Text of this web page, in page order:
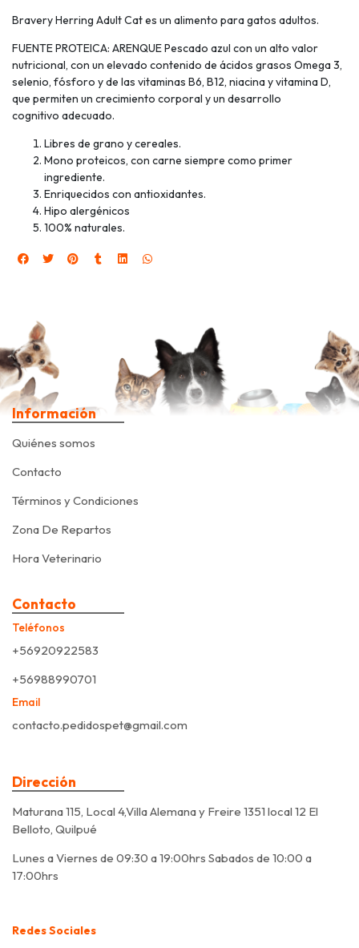
Bravery Herring Adult Cat es un alimento para gatos adultos.
FUENTE PROTEICA: ARENQUE Pescado azul con un alto valor
nutricional, con un elevado contenido de ácidos grasos Omega 3,
selenio, fósforo y de las vitaminas B6, B12, niacina y vitamina D,
que permiten un crecimiento corporal y un desarrollo
cognitivo adecuado.
Libres de grano y cereales.
Mono proteicos, con carne siempre como primer
ingrediente.
Enriquecidos con antioxidantes.
Hipo alergénicos
100% naturales.
Información
Quiénes somos
Contacto
Términos y Condiciones
Zona De Repartos
Hora Veterinario
Contacto
Teléfonos
+56920922583
+56988990701
Email
contacto.pedidospet@gmail.com
Dirección
Maturana 115, Local 4,Villa Alemana y Freire 1351 local 12 El
Belloto, Quilpué
Lunes a Viernes de 09:30 a 19:00hrs Sabados de 10:00 a
17:00hrs
Redes Sociales